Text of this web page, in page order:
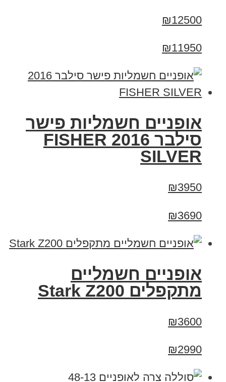
₪12500
₪11950
אופניים חשמליות פישר
סילבר 2016 FISHER
SILVER
₪3950
₪3690
‏אופניים חשמליים
‏מתקפלים Stark Z200
₪3600
₪2990